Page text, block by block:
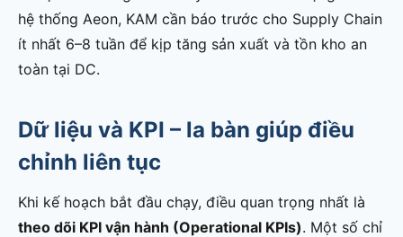
hệ thống Aeon, KAM cần báo trước cho Supply Chain
ít nhất 6–8 tuần để kịp tăng sản xuất và tồn kho an
toàn tại DC.
Dữ liệu và KPI – la bàn giúp điều
chỉnh liên tục
Khi kế hoạch bắt đầu chạy, điều quan trọng nhất là
theo dõi KPI vận hành (Operational KPIs). Một số chỉ